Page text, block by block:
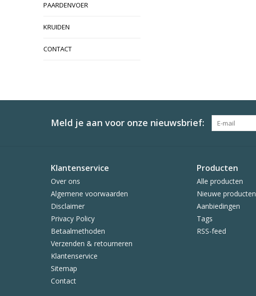
PAARDENVOER
KRUIDEN
CONTACT
Meld je aan voor onze nieuwsbrief:
Klantenservice
Over ons
Algemene voorwaarden
Disclaimer
Privacy Policy
Betaalmethoden
Verzenden & retourneren
Klantenservice
Sitemap
Contact
Producten
Alle producten
Nieuwe producten
Aanbiedingen
Tags
RSS-feed